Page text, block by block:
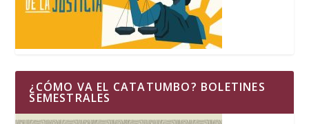
¿CÓMO VA EL CATATUMBO? BOLETINES
SEMESTRALES